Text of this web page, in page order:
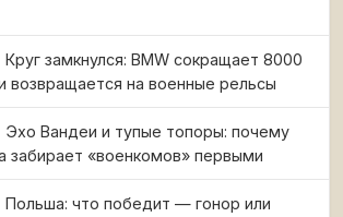
Круг замкнулся: BMW сокращает 8000
возвращается на военные рельсы
Эхо Вандеи и тупые топоры: почему
забирает «военкомов» первыми
Польша: что победит — гонор или